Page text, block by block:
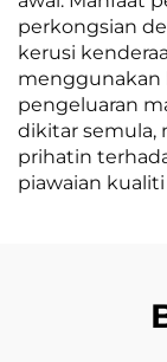
perkongsian
kerusi
menggunakan
pengeluaran
dikitar semula,
prihatin
piawaian